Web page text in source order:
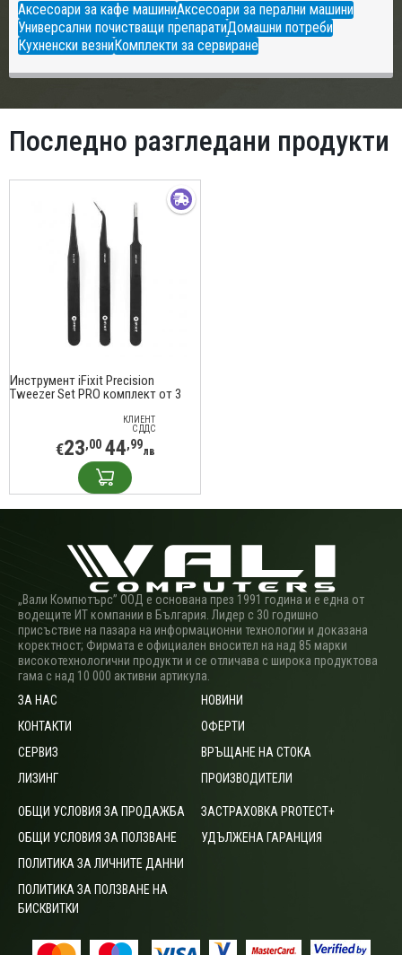
Аксесоари за кафе машиниАксесоари за перални машини
Универсални почистващи препаратиДомашни потреби
Кухненски везниКомплекти за сервиране
Последно разгледани продукти
Инструмент iFixit Precision
Tweezer Set PRO комплект от 3
КЛИЕНТ
С ДДС
€23,00 44,99лв
„Вали Компютърс” ООД е основана през 1991 година и е една от
водещите ИТ компании в България. Лидер с 30 годишно
присъствие на пазара на информационни технологии и доказана
коректност; Фирмата е официален вносител на над 85 марки
високотехнологични продукти и се отличава с широка продуктова
гама с над 10 000 активни артикула.
ЗА НАС
КОНТАКТИ
СЕРВИЗ
ЛИЗИНГ
НОВИНИ
ОФЕРТИ
ВРЪЩАНЕ НА СТОКА
ПРОИЗВОДИТЕЛИ
ОБЩИ УСЛОВИЯ ЗА ПРОДАЖБА
ОБЩИ УСЛОВИЯ ЗА ПОЛЗВАНЕ
ПОЛИТИКА ЗА ЛИЧНИТЕ ДАННИ
ПОЛИТИКА ЗА ПОЛЗВАНЕ НА
БИСКВИТКИ
ЗАСТРАХОВКА PROTECT+
УДЪЛЖЕНА ГАРАНЦИЯ